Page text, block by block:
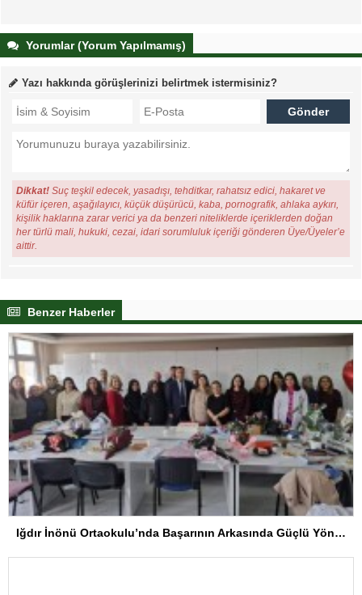
Yorumlar (Yorum Yapılmamış)
Yazı hakkında görüşlerinizi belirtmek istermisiniz?
Dikkat! Suç teşkil edecek, yasadışı, tehditkar, rahatsız edici, hakaret ve
küfür içeren, aşağılayıcı, küçük düşürücü, kaba, pornografik, ahlaka aykırı,
kişilik haklarına zarar verici ya da benzeri niteliklerde içeriklerden doğan
her türlü mali, hukuki, cezai, idari sorumluluk içeriği gönderen Üye/Üyeler’e
aittir.
Benzer Haberler
Iğdır İnönü Ortaokulu’nda Başarının Arkasında Güçlü Yönetim ve Özverili Eğitim Kadrosu Bulunuyor